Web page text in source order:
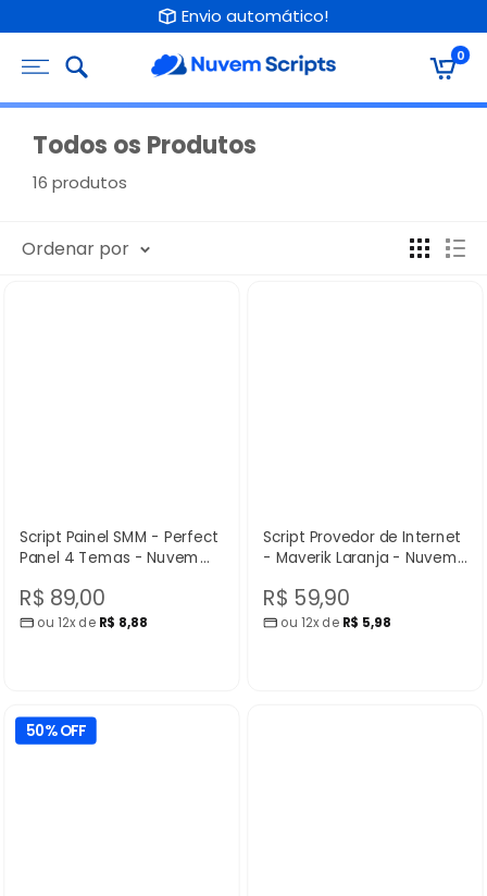
conteúdo
Envio automático!
Nuvem
0
Todos os Produtos
16 produtos
Ordenar por
Script Painel SMM - Perfect
Panel 4 Temas - Nuvem
Preço
promocional
R$ 89,00
ou 12x de R$ 8,88
Script Provedor de Internet
- Maverik Laranja - Nuvem
Preço
promocional
R$ 59,90
ou 12x de R$ 5,98
50% OFF